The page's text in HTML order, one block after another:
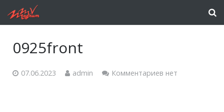
0925front
07.06.2023 admin Комментариев нет